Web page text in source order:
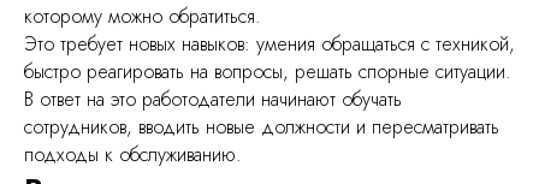
которому можно обратиться.
Это требует новых навыков: умения обращаться с техникой,
быстро реагировать на вопросы, решать спорные ситуации.
В ответ на это работодатели начинают обучать
сотрудников, вводить новые должности и пересматривать
подходы к обслуживанию.
Политика конфиденциальности
ООО "Платформенные Решения"
ИНН: 7733440492
ОГРН: 1247700196094
Юридический адрес: 125371, город Москва,